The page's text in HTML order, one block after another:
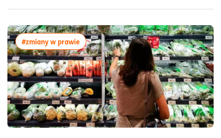
#zmiany w prawiewięcej artykułów z tagiem:#zmiany w